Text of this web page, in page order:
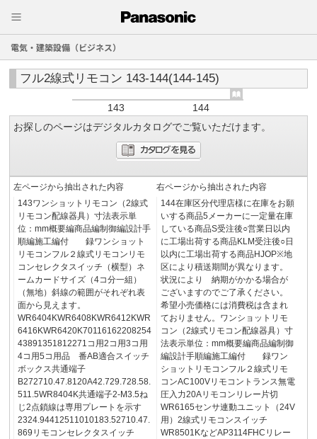
電気・建築設備（ビジネス）
フル2線式リモコン 143-144(144-145)
143
144
お探しのページはデジタルカタログでご覧いただけます。
左ページから抽出された内容
143ワンショットリモコン（2線式
リモコン配線器具）寸法表示単
位：mm概要編商品編制御編設計手
順編施工編付 録ワンショット
リモコンフル２線式リモコンリモ
コンセレクタスイッチ（横型）ネ
ームカードサイズ（4コ分一組）
（無地）斜線の範囲がそれぞれ表
面から見えます。
WR6404KWR6408KWR6412KWR
6416KWR6420K70116162208254
43891351812271コ用2コ用3コ用
4コ用5コ用品 番AB適合スイッチ
ボックス共通端子
B272710.47.8120A42.729.728.58.
511.5WR8404K共通端子2-M3.5ね
じ2点鎖線は専用プレートを示す
2324.94412511010183.52710.47.
869リモコンセレクタスイッチ
右ページから抽出された内容
144在庫区分代理店様に在庫をお願
いする商品5メーカーに一定量在庫
している商品S受注後○営業日以内
に工場出荷する商品KLM受注後○日
以内に工場出荷する商品HJOP※地
区により積送期間が異なります。
状況により 納期がかかる場合が
ございますのでご了承ください。
希望小売価格には消費税は含まれ
ておりません。ワンショットリモ
コン（2線式リモコン配線器具）寸
法表示単位：mm概要編商品編制御
編設計手順編施工編付 録ワン
ショットリモコンフル２線式リモ
コンAC100Vリモコントランス無電
圧入力20Aリモコンリレー片切
WR6165センサ連動ユニット（24V
用）2線式リモコンスイッチ
WR8501KなどAP3114FHCリレー